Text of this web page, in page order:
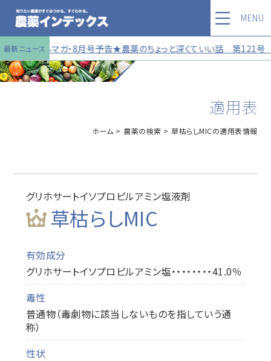
最新ニュース
★メルマガ・8月号予告★農薬のちょっと深くていい話 第121号 チ
MENU
適用表
ホーム 農薬の検索 草枯らしMICの適用表情報
グリホサートイソプロピルアミン塩液剤
草枯らしMIC
有効成分
グリホサートイソプロピルアミン塩・・・・・・・・41.0％
毒性
普通物（毒劇物に該当しないものを指していう通
称）
性状